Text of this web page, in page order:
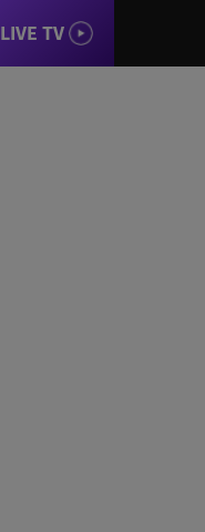
LIVE TV